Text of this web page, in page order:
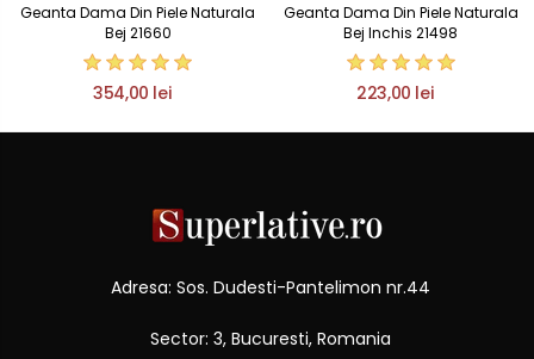
Geanta Dama Din Piele Naturala
Bej 21660
354,00 lei
Geanta Dama Din Piele Naturala
Bej Inchis 21498
223,00 lei
Adresa: Sos. Dudesti-Pantelimon nr.44
Sector: 3, Bucuresti, Romania